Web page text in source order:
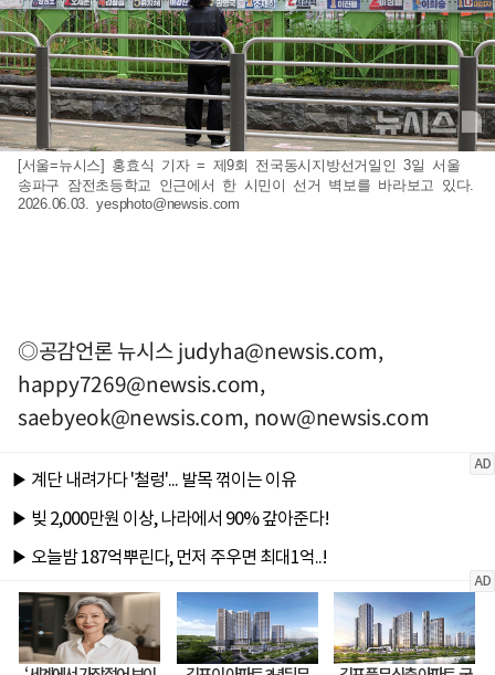
[서울=뉴시스] 홍효식 기자 = 제9회 전국동시지방선거일인 3일 서울
송파구 잠전초등학교 인근에서 한 시민이 선거 벽보를 바라보고 있다.
2026.06.03.yesphoto@newsis.com
◎공감언론 뉴시스judyha@newsis.com,
happy7269@newsis.com,
saebyeok@newsis.com, now@newsis.com